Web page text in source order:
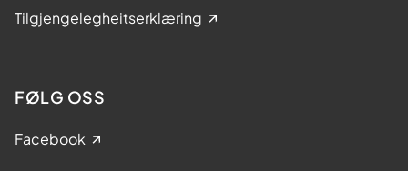
Tilgjengelegheitserklæring
FØLG OSS
Facebook